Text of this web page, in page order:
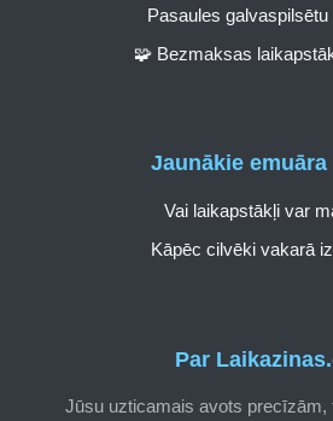
Par
Jūsu uzticamais avots precīzām,
Pasaules galvaspilsētu
🧩 Bezmaksas
Jaunākie
Vai laikapstākļi var
Kāpēc cilvēki vakarā